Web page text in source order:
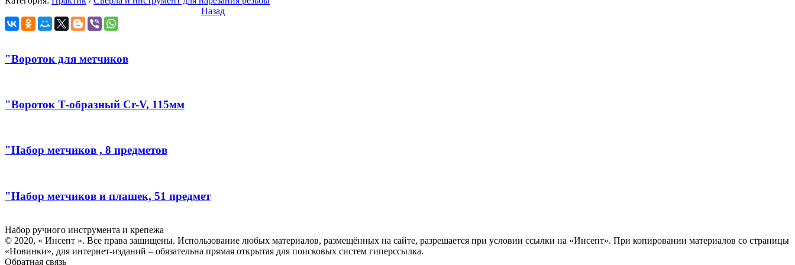
Назад
"Вороток для метчиков
"Вороток Т-образный Cr-V, 115мм
"Набор метчиков , 8 предметов
"Набор метчиков и плашек, 51 предмет
Набор ручного инструмента и крепежа
© 2020, « Инсепт ». Все права защищены. Использование любых материалов, размещённых на сайте, разрешается при условии ссылки на «Инсепт». При копировании материалов со страницы
«Новинки», для интернет-изданий – обязательна прямая открытая для поисковых систем гиперссылка.
Обратная связь